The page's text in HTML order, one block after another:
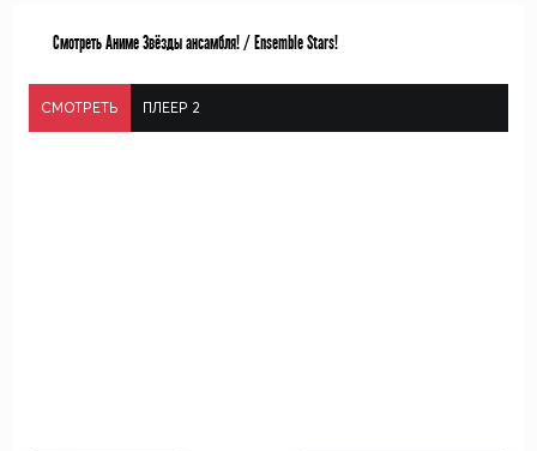
Смотреть Аниме Звёзды ансамбля! / Ensemble Stars!
СМОТРЕТЬ ПЛЕЕР 2